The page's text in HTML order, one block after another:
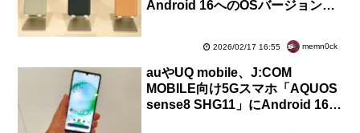
Android 16へのOSバージョンア
2026/02/17 16:55 memn0ck
auやUQ mobile、J:COM
MOBILE向け5Gスマホ「AQUOS
sense8 SHG11」にAndroid 16へ